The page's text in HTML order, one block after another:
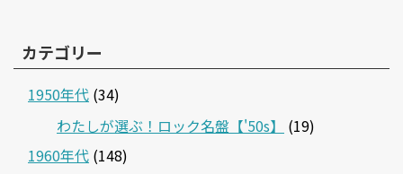
カテゴリー
1950年代 (34)
わたしが選ぶ！ロック名盤【'50s】
(19)
1960年代 (148)